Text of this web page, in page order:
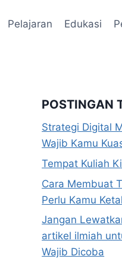
Pelajaran Edukasi
POSTINGAN
Strategi Digital
Wajib Kamu
Tempat Kuliah
Cara Membuat
Perlu Kamu
Jangan
artikel ilmiah
Wajib Dicoba